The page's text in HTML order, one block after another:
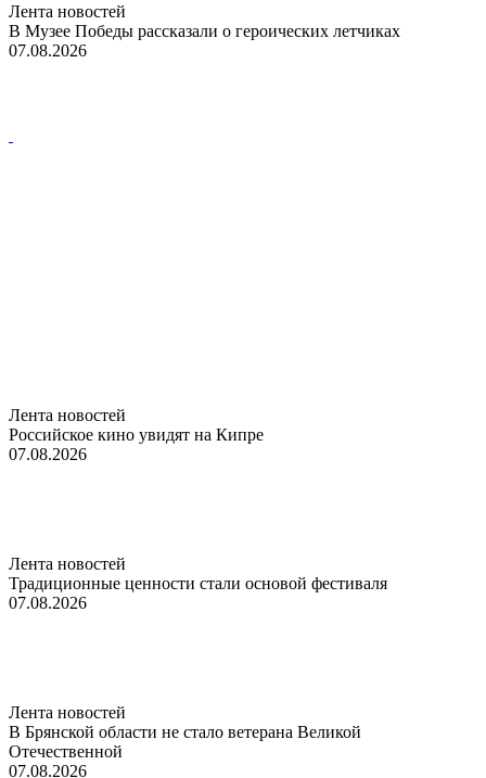
Лента новостей
В Музее Победы рассказали о героических летчиках
07.08.2026
Лента новостей
Российское кино увидят на Кипре
07.08.2026
Лента новостей
Традиционные ценности стали основой фестиваля
07.08.2026
Лента новостей
В Брянской области не стало ветерана Великой
Отечественной
07.08.2026